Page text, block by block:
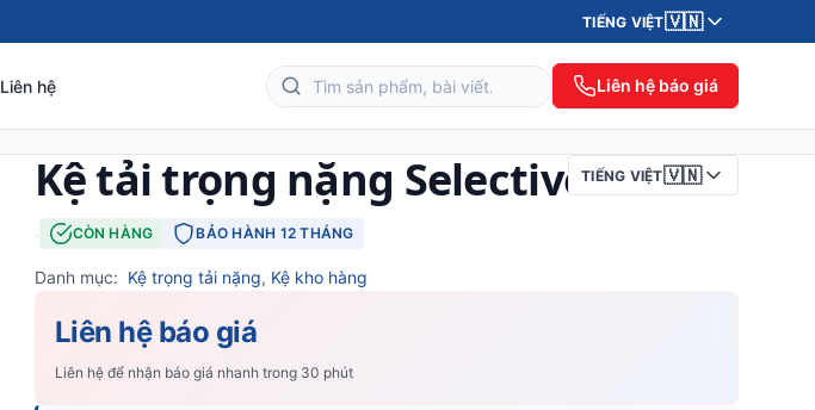
TIẾNG VIỆT🇻🇳
Liên hệ Liên hệ báo giá
TIẾNG VIỆT🇻🇳
Kệ tải trọng nặng Selective
· CÒN HÀNG BẢO HÀNH 12 THÁNG
Danh mục: Kệ trọng tải nặng, Kệ kho hàng
Liên hệ báo giá
Liên hệ để nhận báo giá nhanh trong 30 phút